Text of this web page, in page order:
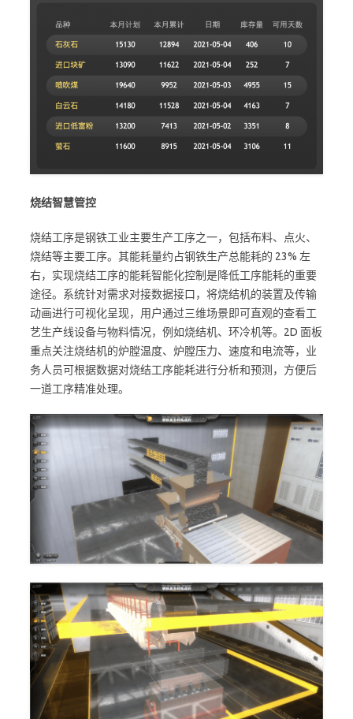
烧结智慧管控
烧结工序是钢铁工业主要生产工序之一，包括布料、点火、
烧结等主要工序。其能耗量约占钢铁生产总能耗的 23% 左
右，实现烧结工序的能耗智能化控制是降低工序能耗的重要
途径。系统针对需求对接数据接口，将烧结机的装置及传输
动画进行可视化呈现，用户通过三维场景即可直观的查看工
艺生产线设备与物料情况，例如烧结机、环冷机等。2D 面板
重点关注烧结机的炉膛温度、炉膛压力、速度和电流等，业
务人员可根据数据对烧结工序能耗进行分析和预测，方便后
一道工序精准处理。